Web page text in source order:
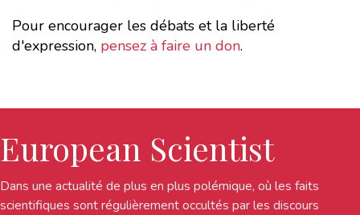
Pour encourager les débats et la liberté
d'expression, pensez à faire un don.
European Scientist
Dans une actualité de plus en plus polémique, où les faits
scientifiques sont régulièrement occultés par les discours